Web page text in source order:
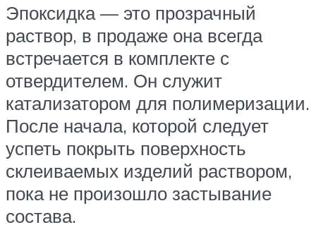
Эпоксидка — это прозрачный
раствор, в продаже она всегда
встречается в комплекте с
отвердителем. Он служит
катализатором для полимеризации.
После начала, которой следует
успеть покрыть поверхность
склеиваемых изделий раствором,
пока не произошло застывание
состава.